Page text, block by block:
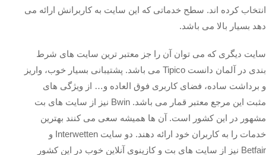
انتخاب کرده اند. سطح خدماتی که این سایت به کاربرانش ارائه می
دهد بسیار بالا می باشد.
سایت دیگری که می توان آن را جز معتبر ترین سایت های شرط
بندی در آلمان دانست Tipico می باشد. پشتیبانی بسیار خوب، واریز
و برداشت ساده، فضای کاربری فوق العاده و… از ویژگی های
مثبت این مرجع معتبر قمار می باشد. Bwin نیز از سایت های بت
مشهور در این کشور است. آن ها همیشه سعی می کنند بهترین
خدمات را به کاربران خود ارائه دهند. دو سایت Interwetten و
Betfair نیز از سایت های بت و کازینوی آنلاین خوب در این کشور